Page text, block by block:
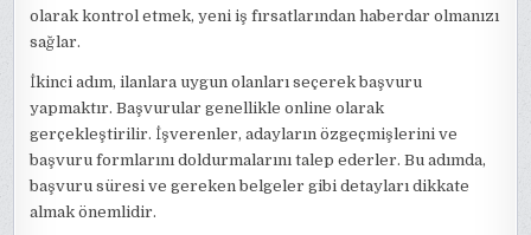
olarak kontrol etmek, yeni iş fırsatlarından haberdar olmanızı
sağlar.
İkinci adım, ilanlara uygun olanları seçerek başvuru
yapmaktır. Başvurular genellikle online olarak
gerçekleştirilir. İşverenler, adayların özgeçmişlerini ve
başvuru formlarını doldurmalarını talep ederler. Bu adımda,
başvuru süresi ve gereken belgeler gibi detayları dikkate
almak önemlidir.